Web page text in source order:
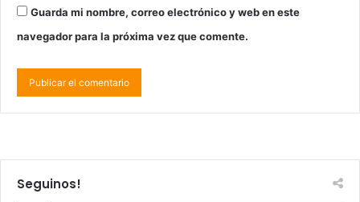
Guarda mi nombre, correo electrónico y web en este
navegador para la próxima vez que comente.
Seguinos!